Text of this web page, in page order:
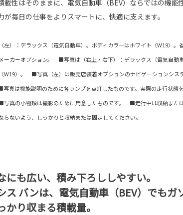
載性はそのままに、電気自動車（BEV）ならではの機能
が毎日の仕事をよりスマートに、快適に支えます。
左）：デラックス（電気自動車）。ボディカラーはホワイト〈W19〉。
ーカーオプション。 ■写真は（右上・右下）：デラックス（電気自動
W19〉。 ■写真（左）は販売店装着オプションのナビゲーションシス
真は機能説明のために各ランプを点灯したものです。実際の走行状態
真の小物類は撮影のために用意したものです。 ■走行中は収納また
らないよう、しっかりと収納または固定してください。
にも広い、積み下ろししやすい。
ス バンは、電気自動車（BEV）でもガ
かり収まる積載量。